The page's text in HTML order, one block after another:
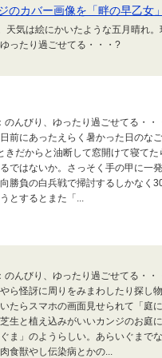
のカバー画像を「畔の早乙女
天気は絵にかいたような五月晴れ
ったり過ごせてる・・・?
のんびり、ゆったり過ごせてる・
前にあったえらく暑かった日のな
きだからと油断して窓開けて寝て
ではないか。さっそく手の甲に一
勝負の白兵戦で掃討するしかなく
とするとまた「...
のんびり、ゆったり過ごせてる・
ら怪訝に周りをみまわしたり探し
たらスマホの画面見せられて「庭
生と植え込みがいいカンジのお庭
ま」のようらしい。あらいぐまで
食獣やし伝染病とかの...